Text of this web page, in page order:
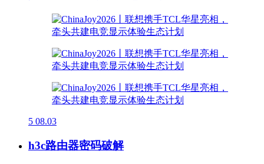
5 08.03
h3c路由器密码破解